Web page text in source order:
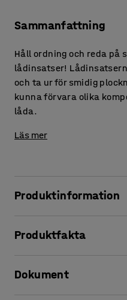
Sammanfattning
Håll ordning och reda på
lådinsatser!
och ta ur för smidig
kunna förvara olika
låda.
Läs mer
Produktinformation
fungerar också som en
Produktfakta
Material: Polypropen
Dokument